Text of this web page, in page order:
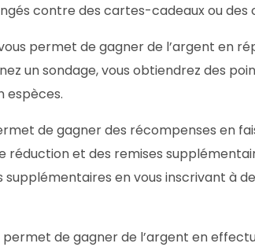
contre des cartes-cadeaux ou des
permet de gagner de l’argent en
un sondage, vous obtiendrez des
espèces.
de gagner des récompenses en
réduction et des remises
en vous inscrivant à
de gagner de l’argent en